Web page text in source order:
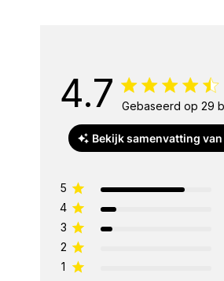
4.7 Gebaseerd op 29
Bekijk samenvatting
5
4
3
2
1